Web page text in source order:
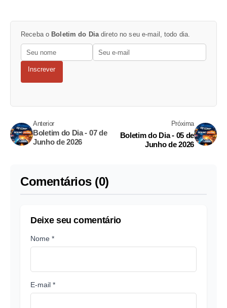
Receba o Boletim do Dia direto no seu e-mail, todo dia.
Inscrever
Anterior
Boletim do Dia - 07 de
Junho de 2026
Próxima
Boletim do Dia - 05 de
Junho de 2026
Comentários (0)
Deixe seu comentário
Nome *
E-mail *